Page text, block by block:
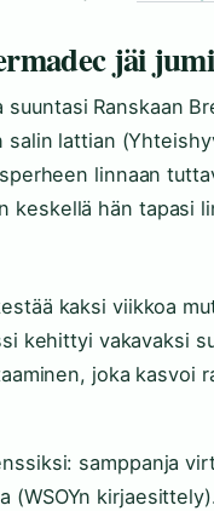
jäi
Ranskaan
salin lattian
linnaan
keskellä hän tapasi
kaksi viikkoa
kehittyi vakavaksi
joka kasvoi
samppanja
(WSOYn